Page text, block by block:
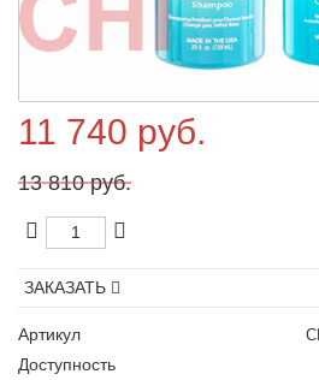
11 740 руб.
13 810 руб.
ЗАКАЗАТЬ
Артикул
Доступность